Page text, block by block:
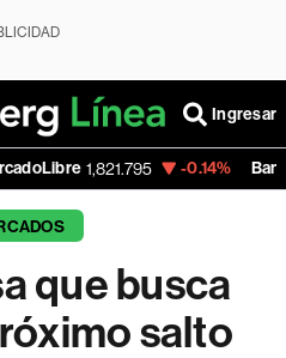
Ingresar
-0.14% Banco de Bogota
que busca
salto